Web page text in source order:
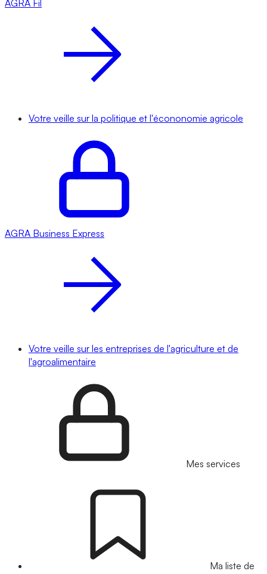
AGRA Fil
Votre veille sur la politique et l'écononomie agricole
AGRA Business Express
Votre veille sur les entreprises de l'agriculture et de
l'agroalimentaire
Mes services
Ma liste de